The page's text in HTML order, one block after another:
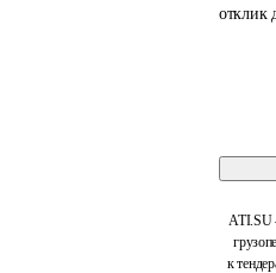
отклик
ATI.SU
к